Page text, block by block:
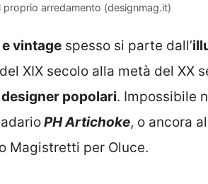
arredamento (designmag.it)
vintage spesso si parte dall’
XIX secolo alla metà del XX
popolari. Impossibile
PH Artichoke, o ancora
Magistretti per Oluce.